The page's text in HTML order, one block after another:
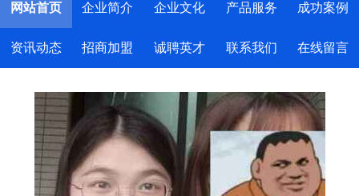
网站首页 企业简介 企业文化 产品服务 成功案例
资讯动态 招商加盟 诚聘英才 联系我们 在线留言